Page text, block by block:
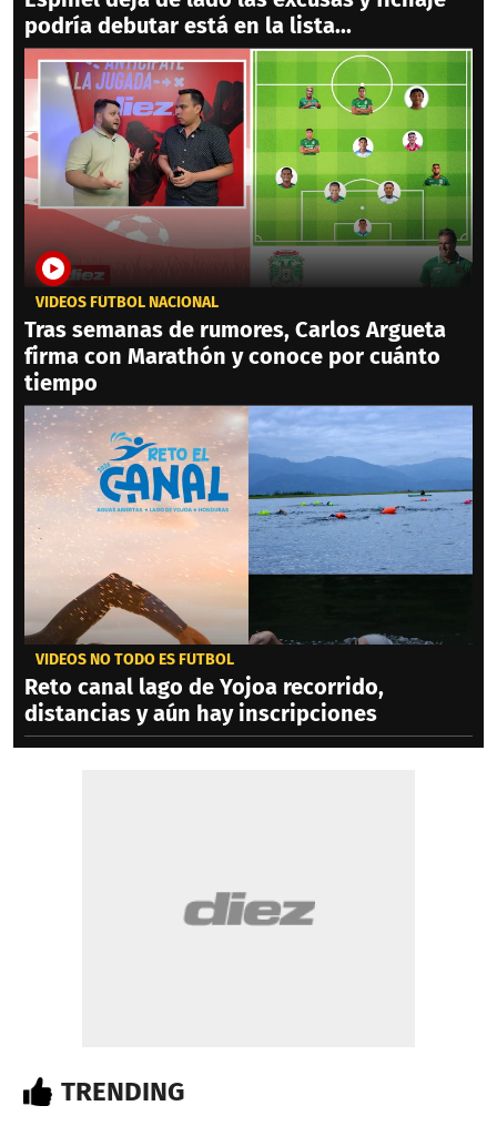
podría debutar está en la lista...
VIDEOS FÚTBOL NACIONAL
Tras semanas de rumores, Carlos Argueta
firma con Marathón y conoce por cuánto
tiempo
VIDEOS NO TODO ES FÚTBOL
Reto canal lago de Yojoa recorrido,
distancias y aún hay inscripciones
TRENDING